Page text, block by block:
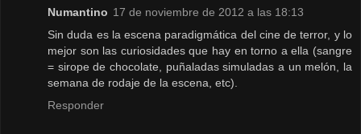
Numantino 17 de noviembre de 2012 a las 18:13
Sin duda es la escena paradigmática del cine de terror, y lo
mejor son las curiosidades que hay en torno a ella (sangre
= sirope de chocolate, puñaladas simuladas a un melón, la
semana de rodaje de la escena, etc).
Responder